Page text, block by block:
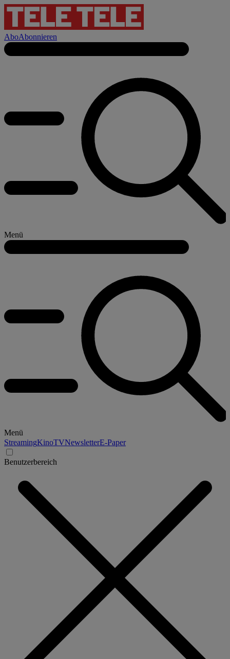
AboAbonnieren
Menü
Menü
StreamingKinoTVNewsletterE-Paper
Benutzerbereich